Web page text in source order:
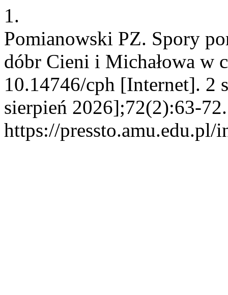
1.
Pomianowski PZ. Spory
dóbr Cieni i Michałowa w
10.14746/cph [Internet]. 2
sierpień 2026];72(2):63-
https://